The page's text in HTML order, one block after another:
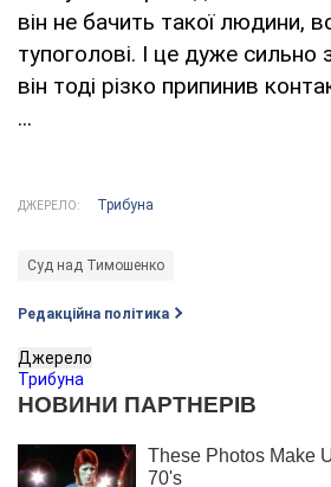
він не бачить такої людини,
тупоголові. І це дуже
він тоді різко припинив
...
ДЖЕРЕЛО: Трибуна
Суд над Тимошенко
Редакційна політика
Джерело
Трибуна